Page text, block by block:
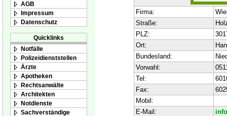
AGB
Impressum
Datenschutz
Quicklinks
Notfälle
Polizeidienststellen
Ärzte
Apotheken
Rechtsanwälte
Architekten
Notdienste
Sachverständige
Firma:
Straße:
PLZ:
Ort:
Bundesland:
Vorwahl:
Tel:
Fax:
Mobil:
E-Mail: